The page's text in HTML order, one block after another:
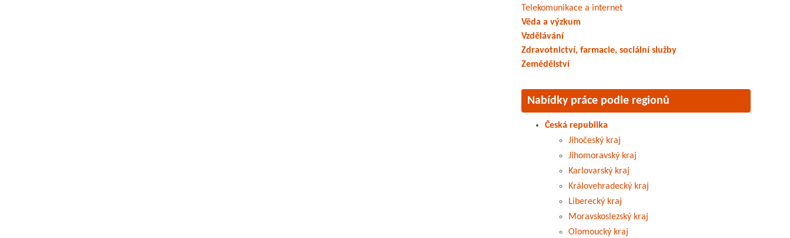
Telekomunikace a internet
Věda a výzkum
Vzdělávání
Zdravotnictví, farmacie, sociální služby
Zemědělství
Nabídky práce podle regionů
Česká republika
Jihočeský kraj
Jihomoravský kraj
Karlovarský kraj
Královehradecký kraj
Liberecký kraj
Moravskoslezský kraj
Olomoucký kraj